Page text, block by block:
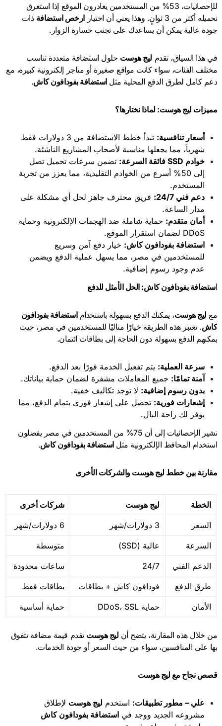
للإحصائيات، 53% من المستخدمين يغادرون الموقع إذا استغرق
تحميله أكثر من 3 ثوانٍ. وهذا يعني أن اختيار
ارخص استضافة ذات
جودة عالية يمكن أن يساعدك على تجنب خسارة الزوار.
في هذا السياق، تقدم ليج هوست حلول استضافة متعددة تناسب
مختلف الفئات، سواء كانت مواقع صغيرة أو متاجر إلكترونية كبيرة، مع
دعم كامل لطرق الدفع المحلية مثلاستضافة بفودافون كاش.
مميزات ليج هوست: لماذا نختارها؟
أسعار تنافسية:
تبدأ خطط الاستضافة من 3 دولارات فقط
شهرياً، مما يجعلها مناسبة لأصحاب المشاريع الناشئة.
خوادم
فائقة السرعة: تضمن سرعات تحميل تصل
إلى 50% أسرع من الخوادم التقليدية، مما يعزز من تجربة
المستخدم.
دعم فني 24/7
: فريق محترف جاهز لحل أي مشكلة على
مدار الساعة.
أمان متقدم: حماية شاملة ضد الهجمات الإلكترونية وحماية
DDoS لضمان استقرار الموقع.
استضافة بفودافون كاش: خيار دفع آمن وسريع
للمستخدمين في مصر، مما يسهل عملية الدفع ويضمن
عدم وجود رسوم إضافية.
استضافة بفودافون كاش: الحل الأمثل للدفع
مع ليج هوست، يمكنك الدفع بسهولة باستخداماستضافة بفودافون
كاش. تعتبر هذه الطريقة خيارًا مثاليًا للمستخدمين في مصر، حيث
يمكنهم الدفع بسهولة دون الحاجة إلى بطاقات ائتمان.
سرعة العملية: يتم تفعيل الخدمة فورًا بعد الدفع.
آمنة تمامًا: جميع المعاملات مشفرة لضمان حماية بياناتك.
بدون رسوم إضافية: لا توجد تكاليف خفية.
إشعارات فورية: تحصل على إشعار فوري بتمام الدفع، مما
يوفر لك راحة البال.
تشير الإحصائيات إلى أن 75% من المستخدمين في مصر يفضلون
استخدام المحافظ الإلكترونية مثلاستضافة بفودافون كاش.
مقارنة بين خطط ليج هوست والشركات الأخرى
الخطة ليج هوست شركات أخرى
السعر 3 دولارات/شهر 6 دولارات/شهر
السرعة عالية (SSD) متوسطة
الدعم الفني 24/7 ساعات محدودة
طرق الدفع فودافون كاش + بطاقات بطاقات فقط
الأمان حماية DDoS، SSL حماية أساسية
من خلال هذه المقارنة، يتضح أن ليج هوست تقدم قيمة مضافة تتفوق
بها على المنافسين، سواء من حيث السعر أو جودة الخدمات.
قصص نجاح مع ليج هوست
علي – مطور تطبيقات: استخدم ليج هوست لإطلاق
مشروعه الجديد ووجد فياستضافة بفودافون كاش